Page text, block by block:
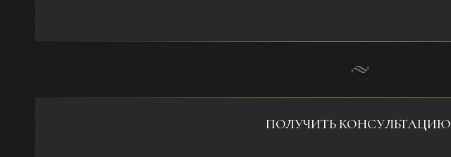
ПОЛУЧИТЬ КОНСУЛЬТАЦИЮ